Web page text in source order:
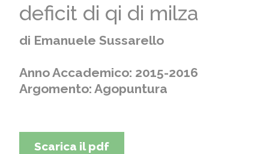
deficit di qi di milza
di Emanuele Sussarello
Anno Accademico: 2015-2016
Argomento: Agopuntura
Scarica il pdf